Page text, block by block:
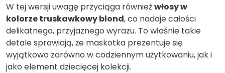
W tej wersji uwagę przyciąga równieżwłosy w
kolorze truskawkowy blond, co nadaje całości
delikatnego, przyjaznego wyrazu. To właśnie takie
detale sprawiają, że maskotka prezentuje się
wyjątkowo zarówno w codziennym użytkowaniu, jak i
jako element dziecięcej kolekcji.